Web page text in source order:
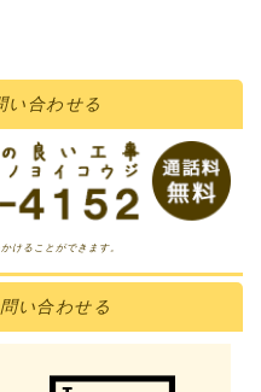
い合わせる
けることができます。
い合わせる